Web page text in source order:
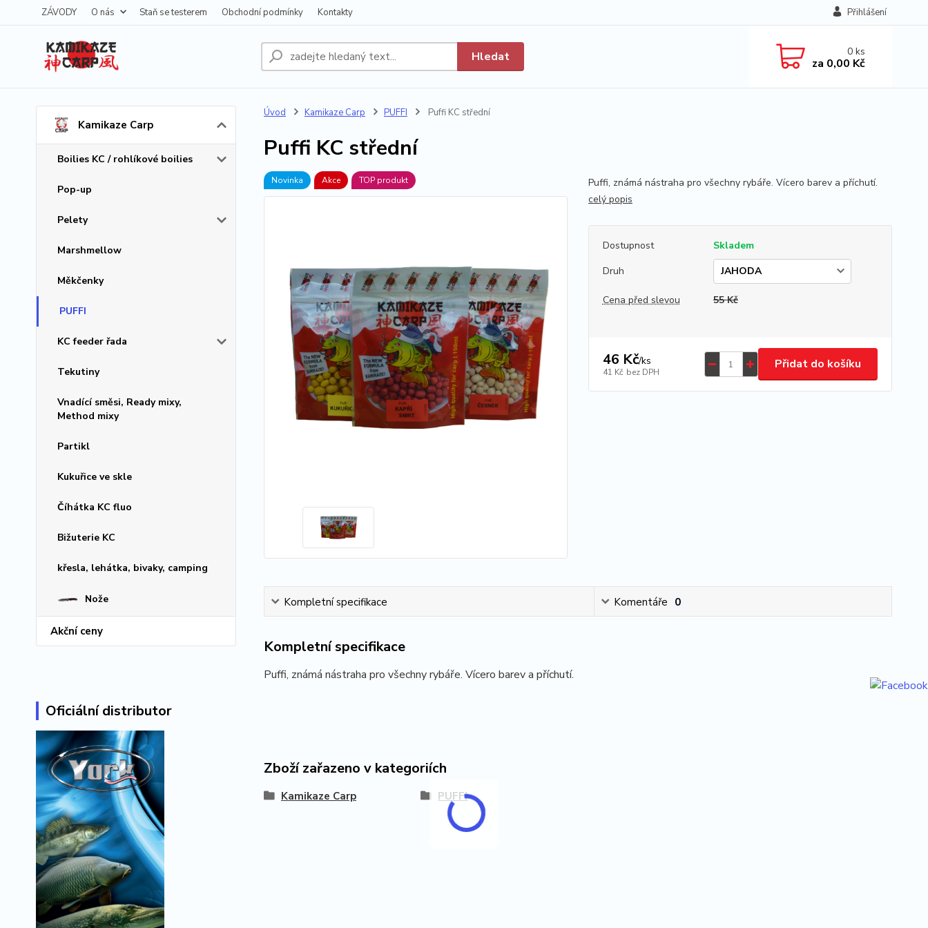
ZÁVODY O nás Staň se testerem Obchodní podmínky Kontakty Přihlášení
Hledat 0ks
za 0,00 Kč
Kamikaze Carp
Boilies KC / rohlíkové boilies
Pop-up
Pelety
Marshmellow
Měkčenky
PUFFI
KC feeder řada
Tekutiny
Vnadící směsi, Ready mixy,
Method mixy
Partikl
Kukuřice ve skle
Číhátka KC fluo
Bižuterie KC
křesla, lehátka, bivaky, camping
Nože
Akční ceny
Oficiální distributor
Úvod Kamikaze Carp PUFFI Puffi KC střední
Puffi KC střední
Novinka Akce TOP produkt
Puffi, známá nástraha pro všechny rybáře. Vícero barev a příchutí.
celý popis
Dostupnost
Skladem
Druh
Cena před slevou 55 Kč
46 Kč/ks
41 Kč bez DPH
Přidat do košíku
Kompletní specifikace Komentáře 0
Kompletní specifikace
Puffi, známá nástraha pro všechny rybáře. Vícero barev a příchutí.
Zboží zařazeno v kategoriích
Kamikaze Carp PUFFI